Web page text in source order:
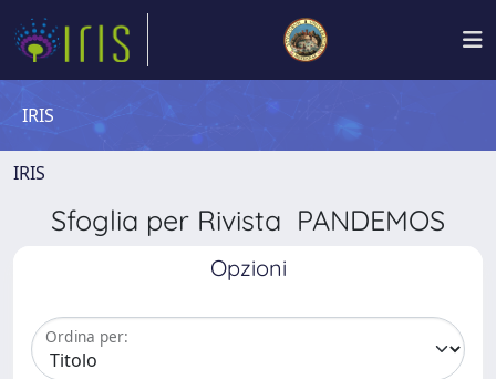
IRIS
IRIS
Sfoglia per Rivista PANDEMOS
Opzioni
Ordina per: